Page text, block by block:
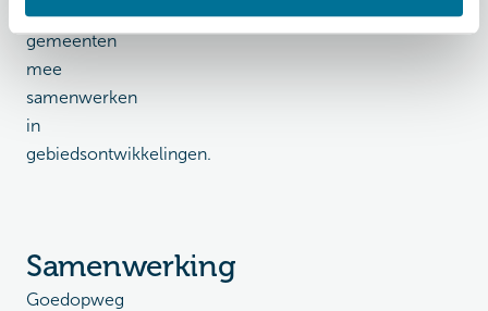
waar
gemeenten
mee
samenwerken
in
gebiedsontwikkelingen.
Samenwerking
Goedopweg